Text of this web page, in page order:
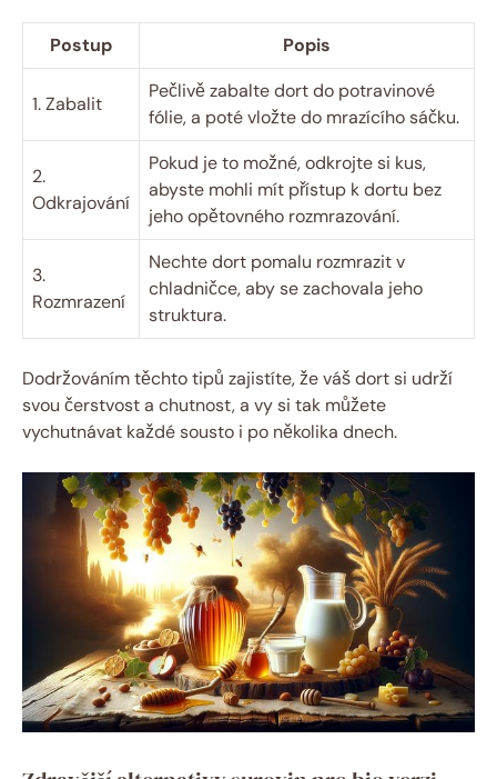
Postup Popis
1. Zabalit
Pečlivě zabalte dort do potravinové
fólie, a poté vložte do mrazícího sáčku.
2.
Odkrajování
Pokud je to možné, odkrojte si kus,
abyste mohli mít přístup k dortu bez
jeho opětovného rozmrazování.
3.
Rozmrazení
Nechte dort pomalu rozmrazit v
chladničce, aby se zachovala jeho
struktura.
Dodržováním těchto tipů zajistíte, že váš dort si udrží
svou čerstvost a chutnost, a vy si tak můžete
vychutnávat každé sousto i po několika dnech.